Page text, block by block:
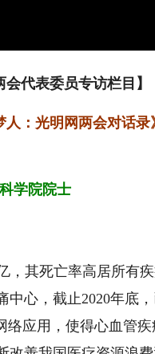
会代表委员专访栏目】
人：光明网两会对话录
学院院士
其死亡率高居所有疾
心，截止2020年底，
络应用，使得心血管